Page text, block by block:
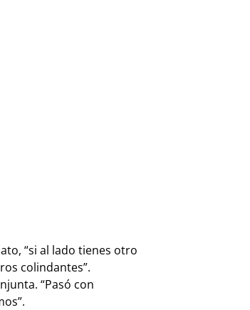
“si al lado tienes otro
colindantes”.
“Pasó con